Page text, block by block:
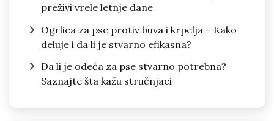
preživi vrele letnje dane
Ogrlica za pse protiv buva i krpelja – Kako
deluje i da li je stvarno efikasna?
Da li je odeća za pse stvarno potrebna?
Saznajte šta kažu stručnjaci